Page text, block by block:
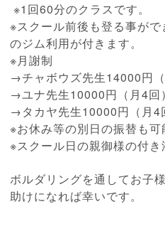
※1回60分のクラスです。
※スクール前後も登る事が
のジム利用が付きます。
※月謝制
→チャボウズ先生14000円（
→ユナ先生10000円（月4回）
→タカヤ先生10000円（月4
※お休み等の別日の振替も可
※スクール日の親御様の付き
ボルダリングを通してお子
助けになれば幸いです。